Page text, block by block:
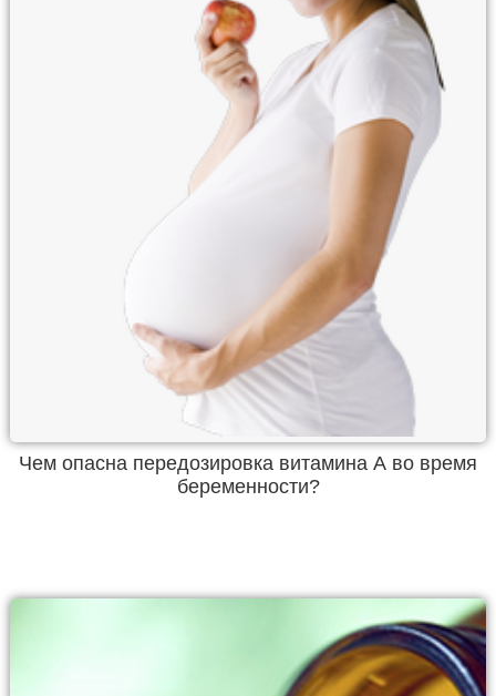
Чем опасна передозировка витамина А во время
беременности?